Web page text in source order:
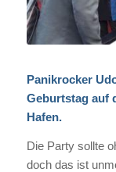
Panikrocker
Geburtstag auf
Hafen.
Die Party sollte
doch das ist